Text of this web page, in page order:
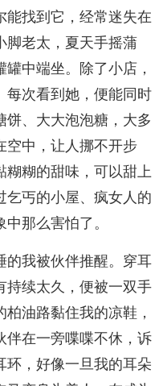
能找到它，经常迷失在
脚老太，夏天手摇蒲
中端坐。除了小店，
每次看到她，便能同时
饼、大大泡泡糖，大多
空中，让人挪不开步
糊糊的甜味，可以甜上
乞丐的小屋、疯女人的
那么害怕了。
的我被伙伴推醒。穿耳
持续太久，便被一双手
油路黏住我的凉鞋，
伴在一旁喋喋不休，诉
环，好像一旦我的耳朵